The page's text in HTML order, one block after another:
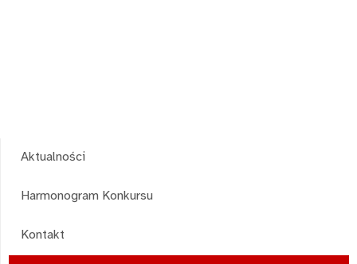
Aktualności
Harmonogram Konkursu
Kontakt